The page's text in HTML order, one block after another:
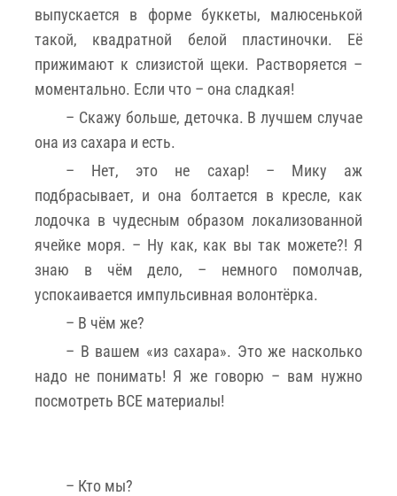
выпускается в форме буккеты, малюсенькой
такой, квадратной белой пластиночки. Её
прижимают к слизистой щеки. Растворяется –
моментально. Если что – она сладкая!
– Скажу больше, деточка. В лучшем случае
она из сахара и есть.
– Нет, это не сахар! – Мику аж
подбрасывает, и она болтается в кресле, как
лодочка в чудесным образом локализованной
ячейке моря. – Ну как, как вы так можете?! Я
знаю в чём дело, – немного помолчав,
успокаивается импульсивная волонтёрка.
– В чём же?
– В вашем «из сахара». Это же насколько
надо не понимать! Я же говорю – вам нужно
посмотреть ВСЕ материалы!
– Кто мы?